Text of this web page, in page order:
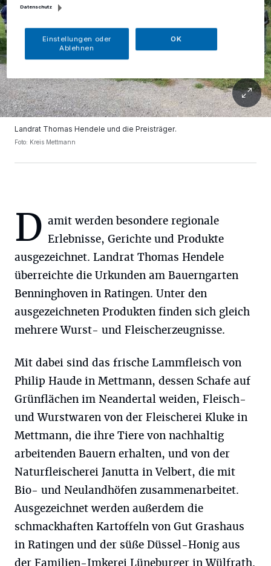
Landrat Thomas Hendele und die Preisträger.
Foto: Kreis Mettmann
D amit werden besondere regionale
Erlebnisse, Gerichte und Produkte
ausgezeichnet. Landrat Thomas Hendele
überreichte die Urkunden am Bauerngarten
Benninghoven in Ratingen. Unter den
ausgezeichneten Produkten finden sich gleich
mehrere Wurst- und Fleischerzeugnisse.
Mit dabei sind das frische Lammfleisch von
Philip Haude in Mettmann, dessen Schafe auf
Grünflächen im Neandertal weiden, Fleisch-
und Wurstwaren von der Fleischerei Kluke in
Mettmann, die ihre Tiere von nachhaltig
arbeitenden Bauern erhalten, und von der
Naturfleischerei Janutta in Velbert, die mit
Bio- und Neulandhöfen zusammenarbeitet.
Ausgezeichnet werden außerdem die
schmackhaften Kartoffeln von Gut Grashaus
in Ratingen und der süße Düssel-Honig aus
der Familien-Imkerei Lüneburger in Wülfrath.
Datenschutz
Einstellungen oder
Ablehnen
OK